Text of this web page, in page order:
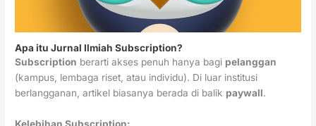
Apa itu Jurnal Ilmiah Subscription?
Subscription berarti akses penuh hanya bagi pelanggan
(kampus, lembaga riset, atau individu). Di luar institusi
berlangganan, artikel biasanya berada di balik paywall.